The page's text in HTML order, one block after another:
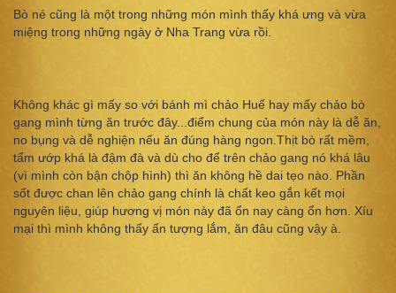
Bò né cũng là một trong những món mình thấy khá ưng và vừa
miệng trong những ngày ở Nha Trang vừa rồi.
Không khác gì mấy so với bánh mì chảo Huế hay mấy chảo bò
gang mình từng ăn trước đây...điểm chung của món này là dễ ăn,
no bụng và dễ nghiện nếu ăn đúng hàng ngon.Thịt bò rất mềm,
tẩm ướp khá là đậm đà và dù cho để trên chảo gang nó khá lâu
(vì mình còn bận chộp hình) thì ăn không hề dai tẹo nào. Phần
sốt được chan lên chảo gang chính là chất keo gắn kết mọi
nguyên liệu, giúp hương vị món này đã ổn nay càng ổn hơn. Xíu
mại thì mình không thấy ấn tượng lắm, ăn đâu cũng vậy à.